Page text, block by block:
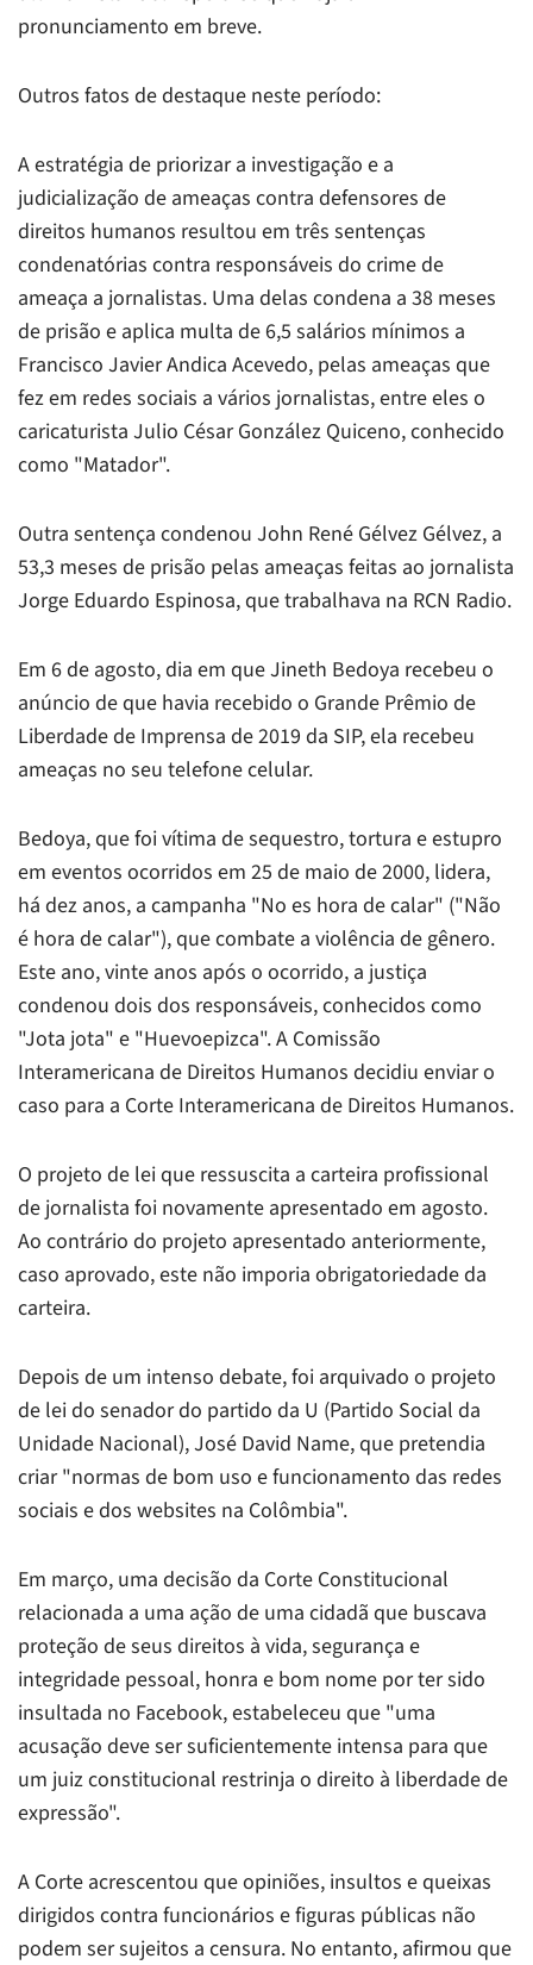
pronunciamento em breve.
Outros fatos de destaque neste período:
A estratégia de priorizar a investigação e a
judicialização de ameaças contra defensores de
direitos humanos resultou em três sentenças
condenatórias contra responsáveis do crime de
ameaça a jornalistas. Uma delas condena a 38 meses
de prisão e aplica multa de 6,5 salários mínimos a
Francisco Javier Andica Acevedo, pelas ameaças que
fez em redes sociais a vários jornalistas, entre eles o
caricaturista Julio César González Quiceno, conhecido
como "Matador".
Outra sentença condenou John René Gélvez Gélvez, a
53,3 meses de prisão pelas ameaças feitas ao jornalista
Jorge Eduardo Espinosa, que trabalhava na RCN Radio.
Em 6 de agosto, dia em que Jineth Bedoya recebeu o
anúncio de que havia recebido o Grande Prêmio de
Liberdade de Imprensa de 2019 da SIP, ela recebeu
ameaças no seu telefone celular.
Bedoya, que foi vítima de sequestro, tortura e estupro
em eventos ocorridos em 25 de maio de 2000, lidera,
há dez anos, a campanha "No es hora de calar" ("Não
é hora de calar"), que combate a violência de gênero.
Este ano, vinte anos após o ocorrido, a justiça
condenou dois dos responsáveis, conhecidos como
"Jota jota" e "Huevoepizca". A Comissão
Interamericana de Direitos Humanos decidiu enviar o
caso para a Corte Interamericana de Direitos Humanos.
O projeto de lei que ressuscita a carteira profissional
de jornalista foi novamente apresentado em agosto.
Ao contrário do projeto apresentado anteriormente,
caso aprovado, este não imporia obrigatoriedade da
carteira.
Depois de um intenso debate, foi arquivado o projeto
de lei do senador do partido da U (Partido Social da
Unidade Nacional), José David Name, que pretendia
criar "normas de bom uso e funcionamento das redes
sociais e dos websites na Colômbia".
Em março, uma decisão da Corte Constitucional
relacionada a uma ação de uma cidadã que buscava
proteção de seus direitos à vida, segurança e
integridade pessoal, honra e bom nome por ter sido
insultada no Facebook, estabeleceu que "uma
acusação deve ser suficientemente intensa para que
um juiz constitucional restrinja o direito à liberdade de
expressão".
A Corte acrescentou que opiniões, insultos e queixas
dirigidos contra funcionários e figuras públicas não
podem ser sujeitos a censura. No entanto, afirmou que